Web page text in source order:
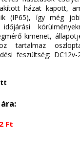
házat kapott,
(IP65), így még
kimenet,
tartalmaz
feszültség: DC12v-
Ft